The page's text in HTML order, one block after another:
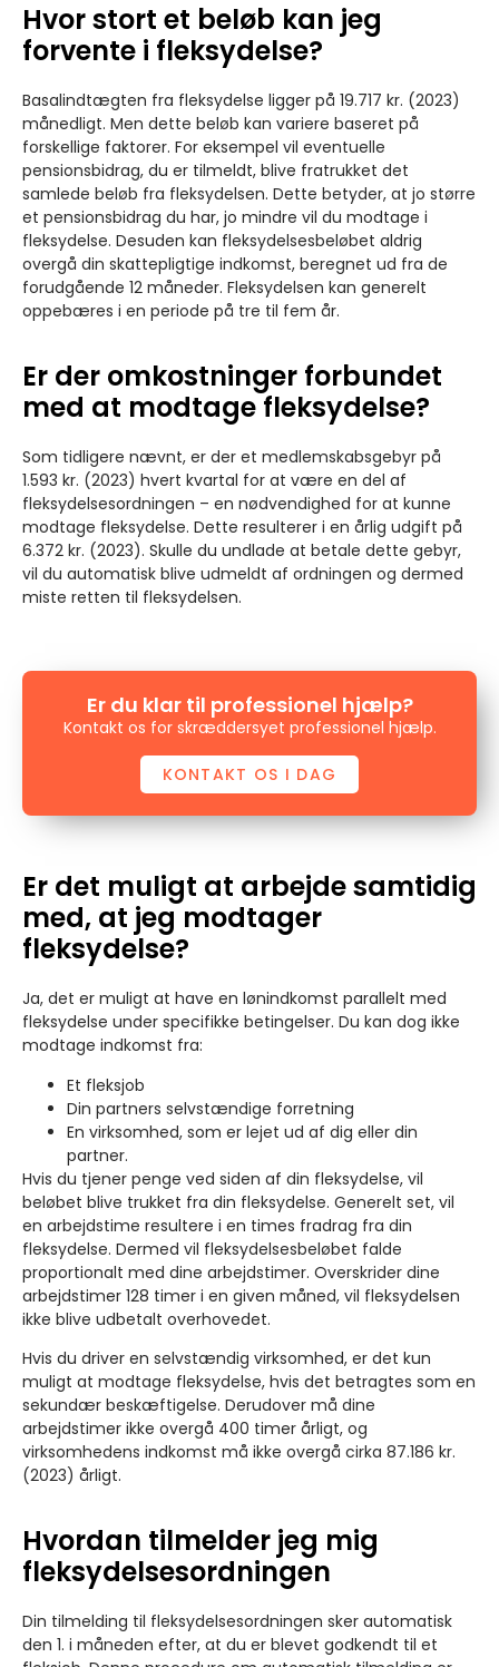
Hvor stort et beløb kan jeg
forvente i fleksydelse?
Basalindtægten fra fleksydelse ligger på 19.717 kr. (2023)
månedligt. Men dette beløb kan variere baseret på
forskellige faktorer. For eksempel vil eventuelle
pensionsbidrag, du er tilmeldt, blive fratrukket det
samlede beløb fra fleksydelsen. Dette betyder, at jo større
et pensionsbidrag du har, jo mindre vil du modtage i
fleksydelse. Desuden kan fleksydelsesbeløbet aldrig
overgå din skattepligtige indkomst, beregnet ud fra de
forudgående 12 måneder. Fleksydelsen kan generelt
oppebæres i en periode på tre til fem år.
Er der omkostninger forbundet
med at modtage fleksydelse?
Som tidligere nævnt, er der et medlemskabsgebyr på
1.593 kr. (2023) hvert kvartal for at være en del af
fleksydelsesordningen – en nødvendighed for at kunne
modtage fleksydelse. Dette resulterer i en årlig udgift på
6.372 kr. (2023). Skulle du undlade at betale dette gebyr,
vil du automatisk blive udmeldt af ordningen og dermed
miste retten til fleksydelsen.
Er du klar til professionel hjælp?
Kontakt os for skræddersyet professionel hjælp.
KONTAKT OS I DAG
Er det muligt at arbejde samtidig
med, at jeg modtager
fleksydelse?
Ja, det er muligt at have en lønindkomst parallelt med
fleksydelse under specifikke betingelser. Du kan dog ikke
modtage indkomst fra:
Et fleksjob
Din partners selvstændige forretning
En virksomhed, som er lejet ud af dig eller din
partner.
Hvis du tjener penge ved siden af din fleksydelse, vil
beløbet blive trukket fra din fleksydelse. Generelt set, vil
en arbejdstime resultere i en times fradrag fra din
fleksydelse. Dermed vil fleksydelsesbeløbet falde
proportionalt med dine arbejdstimer. Overskrider dine
arbejdstimer 128 timer i en given måned, vil fleksydelsen
ikke blive udbetalt overhovedet.
Hvis du driver en selvstændig virksomhed, er det kun
muligt at modtage fleksydelse, hvis det betragtes som en
sekundær beskæftigelse. Derudover må dine
arbejdstimer ikke overgå 400 timer årligt, og
virksomhedens indkomst må ikke overgå cirka 87.186 kr.
(2023) årligt.
Hvordan tilmelder jeg mig
fleksydelsesordningen
Din tilmelding til fleksydelsesordningen sker automatisk
den 1. i måneden efter, at du er blevet godkendt til et